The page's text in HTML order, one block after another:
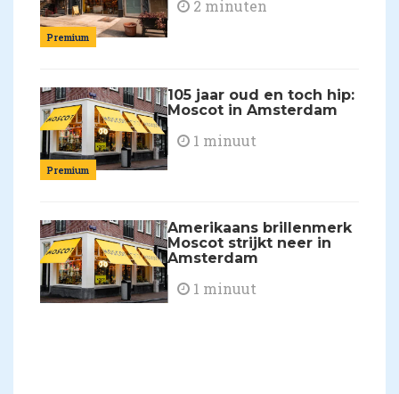
Premium
2 minuten
Premium
105 jaar oud en toch hip:
Moscot in Amsterdam
1 minuut
Amerikaans brillenmerk
Moscot strijkt neer in
Amsterdam
1 minuut